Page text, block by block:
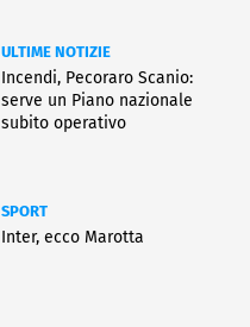
ULTIME NOTIZIE
Incendi, Pecoraro Scanio:
serve un Piano nazionale
subito operativo
SPORT
Inter, ecco Marotta